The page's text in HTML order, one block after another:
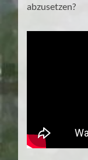
abzusetzen?